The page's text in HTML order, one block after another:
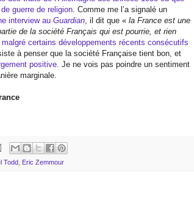
guerre de religion . Comme me l’a signalé un
interview au Guardian , il dit que « la France est une
de la société Français qui est pourrie, et rien
malgré certains développements récents consécutifs
à penser que la société Française tient bon, et
positive . Je ne vois pas poindre un sentiment
marginale.
Todd Eric Zemmour